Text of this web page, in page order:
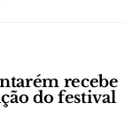
recebe
do festival